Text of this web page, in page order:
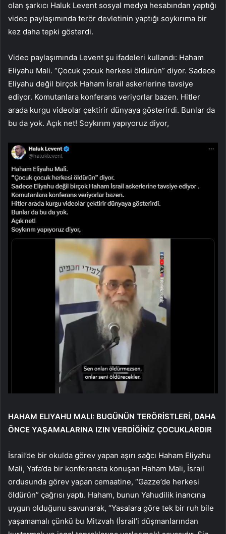
olan şarkıcı Haluk Levent sosyal medya hesabından yaptığı
video paylaşımında terör devletinin yaptığı soykırıma bir
kez daha tepki gösterdi.
Video paylaşımında Levent şu ifadeleri kullandı: Haham
Eliyahu Mali. “Çocuk çocuk herkesi öldürün” diyor. Sadece
Eliyahu değil birçok Haham İsrail askerlerine tavsiye
ediyor. Komutanlara konferans veriyorlar bazen. Hitler
arada kurgu videolar çektirir dünyaya gösterirdi. Bunlar da
bu da yok. Açık net! Soykırım yapıyoruz diyor,
HAHAM ELIYAHU MALI: BUGÜNÜN TERÖRİSTLERİ, DAHA
ÖNCE YAŞAMALARINA IZIN VERDİĞİNİZ ÇOCUKLARDIR
İsrail’de bir okulda görev yapan aşırı sağcı Haham Eliyahu
Mali, Yafa’da bir konferansta konuşan Haham Mali, İsrail
ordusunda görev yapan cemaatine, “Gazze’de herkesi
öldürün” çağrısı yaptı. Haham, bunun Yahudilik inancına
uygun olduğunu savunarak, “Yasalara göre tek bir ruh bile
yaşamamalı çünkü bu Mitzvah (İsrail’i düşmanlarından